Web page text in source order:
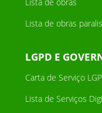
Lista de obras
LGPD E
Carta de Serviço
Lista de Serviços